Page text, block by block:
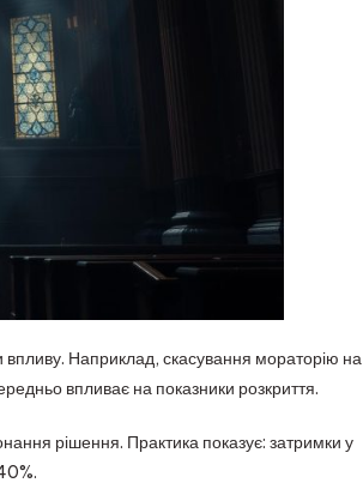
впливу. Наприклад, скасування мораторію на
впливає на показники розкриття.
рішення. Практика показує: затримки у